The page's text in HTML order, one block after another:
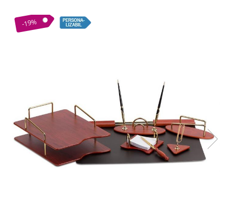
Tiare
Destinatari
Reduceri
Cele mai noi
Cele mai vandute
Cele mai votate
Cu video
-19%